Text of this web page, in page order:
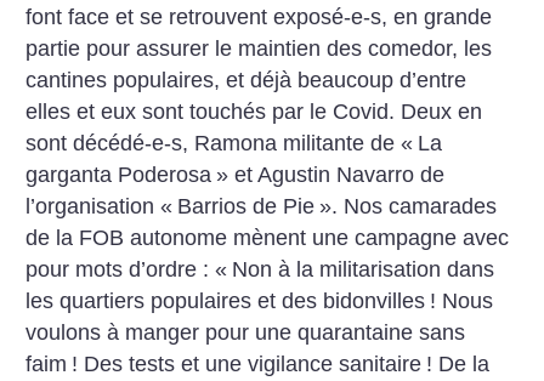
font face et se retrouvent exposé-e-s, en grande
partie pour assurer le maintien des comedor, les
cantines populaires, et déjà beaucoup d’entre
elles et eux sont touchés par le Covid. Deux en
sont décédé-e-s, Ramona militante de « La
garganta Poderosa » et Agustin Navarro de
l’organisation « Barrios de Pie ». Nos camarades
de la FOB autonome mènent une campagne avec
pour mots d’ordre : « Non à la militarisation dans
les quartiers populaires et des bidonvilles ! Nous
voulons à manger pour une quarantaine sans
faim ! Des tests et une vigilance sanitaire ! De la